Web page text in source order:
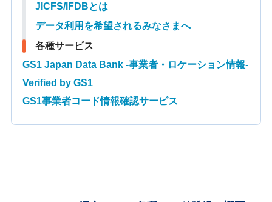
JICFS/IFDBとは
データ利用を希望されるみなさまへ
各種サービス
GS1 Japan Data Bank -事業者・ロケーション情報-
Verified by GS1
GS1事業者コード情報確認サービス